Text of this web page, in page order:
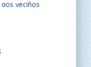
veciños